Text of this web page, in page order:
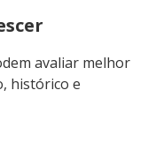
avaliar melhor
histórico e